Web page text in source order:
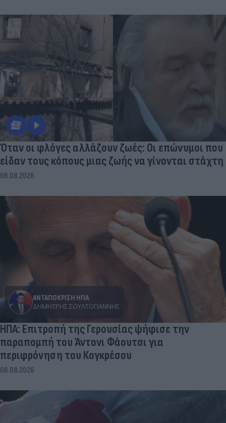
Όταν οι φλόγες αλλάζουν ζωές: Οι επώνυμοι που
είδαν τους κόπους μιας ζωής να γίνονται στάχτη
06.08.2026
ΑΝΤΑΠΟΚΡΙΣΗ ΗΠΑ
ΔΗΜΉΤΡΗΣ ΣΟΥΛΤΟΓΙΆΝΝΗΣ
ΗΠΑ: Επιτροπή της Γερουσίας ψήφισε την
παραπομπή του Άντονι Φάουτσι για
περιφρόνηση του Κογκρέσου
06.08.2026